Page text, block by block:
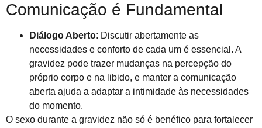
Comunicação é Fundamental
Diálogo Aberto: Discutir abertamente as
necessidades e conforto de cada um é essencial. A
gravidez pode trazer mudanças na percepção do
próprio corpo e na libido, e manter a comunicação
aberta ajuda a adaptar a intimidade às necessidades
do momento.
O sexo durante a gravidez não só é benéfico para fortalecer